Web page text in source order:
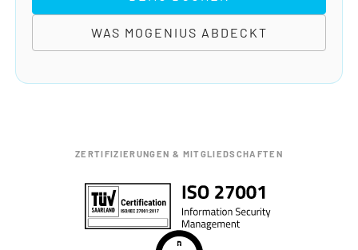
WAS MOGENIUS ABDECKT
ZERTIFIZIERUNGEN & MITGLIEDSCHAFTEN